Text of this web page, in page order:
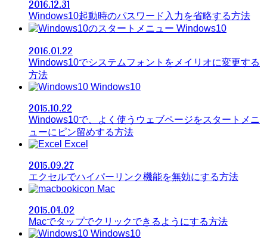
2016.12.31
Windows10起動時のパスワード入力を省略する方法
Windows10
2016.01.22
Windows10でシステムフォントをメイリオに変更する
方法
Windows10
2015.10.22
Windows10で、よく使うウェブページをスタートメニ
ューにピン留めする方法
Excel
2015.09.27
エクセルでハイパーリンク機能を無効にする方法
Mac
2015.04.02
Macでタップでクリックできるようにする方法
Windows10